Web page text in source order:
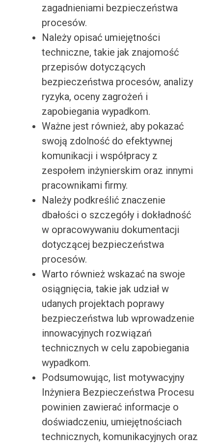
zagadnieniami bezpieczeństwa
procesów.
Należy opisać umiejętności
techniczne, takie jak znajomość
przepisów dotyczących
bezpieczeństwa procesów, analizy
ryzyka, oceny zagrożeń i
zapobiegania wypadkom.
Ważne jest również, aby pokazać
swoją zdolność do efektywnej
komunikacji i współpracy z
zespołem inżynierskim oraz innymi
pracownikami firmy.
Należy podkreślić znaczenie
dbałości o szczegóły i dokładność
w opracowywaniu dokumentacji
dotyczącej bezpieczeństwa
procesów.
Warto również wskazać na swoje
osiągnięcia, takie jak udział w
udanych projektach poprawy
bezpieczeństwa lub wprowadzenie
innowacyjnych rozwiązań
technicznych w celu zapobiegania
wypadkom.
Podsumowując, list motywacyjny
Inżyniera Bezpieczeństwa Procesu
powinien zawierać informacje o
doświadczeniu, umiejętnościach
technicznych, komunikacyjnych oraz